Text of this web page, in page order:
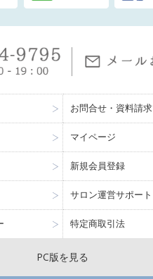
お問合せ・資料請求
マイページ
新規会員登録
サロン運営サポート
特定商取引法
PC版を見る